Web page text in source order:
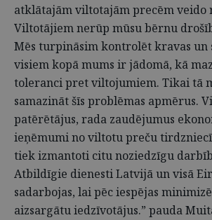
atklātajām viltotajām precēm veido
Viltotājiem nerūp mūsu bērnu
Mēs turpināsim kontrolēt kravas un
visiem kopā mums ir jādomā, kā
toleranci pret viltojumiem. Tikai tā
samazināt šīs problēmas apmērus.
patērētājus, rada zaudējumus
ieņēmumi no viltotu preču
tiek izmantoti citu noziedzīgu
Atbildīgie dienesti Latvijā un visā
sadarbojas, lai pēc iespējas
aizsargātu iedzīvotājus.” pauda